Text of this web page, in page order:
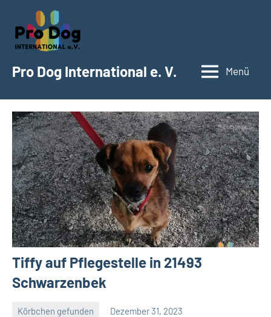
Inhalt
springen
Pro Dog International e. V. Menü
Tiffy auf Pflegestelle in 21493
Schwarzenbek
Körbchen gefunden Dezember 31, 2023